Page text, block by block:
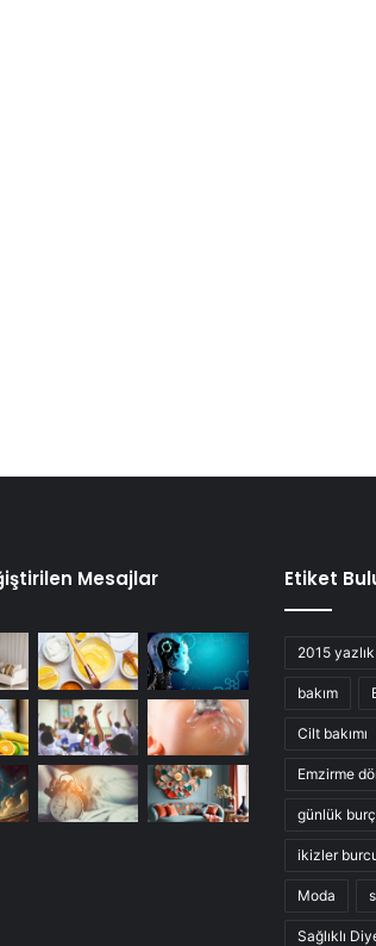
Mesajlar Etiket
2015
bakım
Cilt bakımı
Emzirme
günlük
ikizler
Moda
Sağlıklı